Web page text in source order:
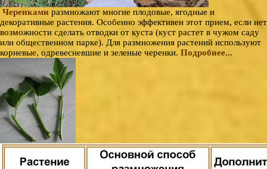
Черенками размножают многие плодовые, ягодные и
декоративные растения. Особенно эффективен этот прием, если нет
возможности сделать отводки от куста (куст растет в чужом саду
или общественном парке). Для размножения растений используют
корневые, одревесневшие и зеленые черенки. Подробнее...